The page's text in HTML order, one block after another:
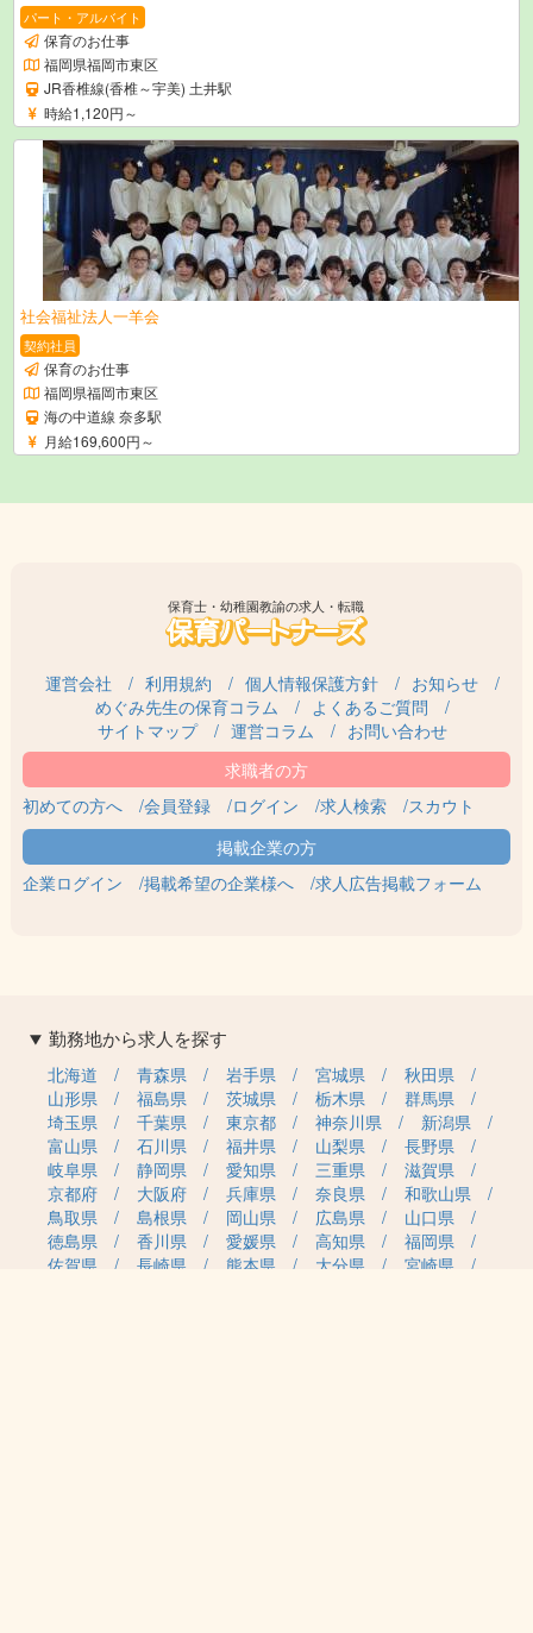
パート・アルバイト
保育のお仕事
福岡県福岡市東区
JR香椎線(香椎～宇美) 土井駅
時給1,120円～
社会福祉法人一羊会
契約社員
保育のお仕事
福岡県福岡市東区
海の中道線 奈多駅
月給169,600円～
保育士・幼稚園教諭の求人・転職
運営会社 利用規約 個人情報保護方針
お知らせ
めぐみ先生の保育コラム
よくあるご質問
サイトマップ
運営コラム お問い合わせ
初めての方へ 会員登録 ログイン 求人検索 スカウト
企業ログイン 掲載希望の企業様へ 求人広告掲載フォーム
勤務地から求人を探す
北海道 青森県 岩手県 宮城県
秋田県
山形県
福島県 茨城県 栃木県
群馬県
埼玉県
千葉県 東京都 神奈川県
新潟県
富山県
石川県 福井県 山梨県
長野県
岐阜県
静岡県 愛知県 三重県
滋賀県
京都府
大阪府 兵庫県 奈良県
和歌山県
鳥取県
島根県 岡山県 広島県
山口県
徳島県
香川県 愛媛県 高知県
福岡県
佐賀県
長崎県 熊本県 大分県
宮崎県